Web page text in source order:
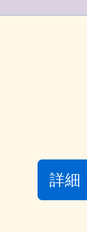
詳細